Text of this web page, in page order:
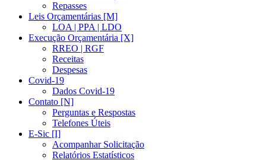
Repasses
Leis Orçamentárias [M]
LOA | PPA | LDO
Execução Orçamentária [X]
RREO | RGF
Receitas
Despesas
Covid-19
Dados Covid-19
Contato [N]
Perguntas e Respostas
Telefones Úteis
E-Sic [I]
Acompanhar Solicitação
Relatórios Estatísticos